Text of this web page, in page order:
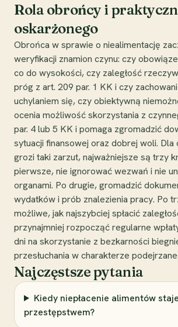
Rola obrońcy i
oskarżonego
Obrońca w sprawie o niealimentację
weryfikacji znamion czynu: czy
co do wysokości, czy zaległość
próg z art. 209 par. 1 KK i czy
uchylaniem się, czy obiektywną
ocenia możliwość skorzystania z
par. 4 lub 5 KK i pomaga zgromadzić
sytuacji finansowej oraz dobrej woli. Dla
grozi taki zarzut, najważniejsze są trzy
pierwsze, nie ignorować wezwań i nie
organami. Po drugie, gromadzić
wydatków i prób znalezienia pracy. Po
możliwe, jak najszybciej spłacić
przynajmniej rozpocząć regularne
dni na skorzystanie z bezkarności
przesłuchania w charakterze
Najczęstsze pytania
Kiedy niepłacenie alimentów
przestępstwem?